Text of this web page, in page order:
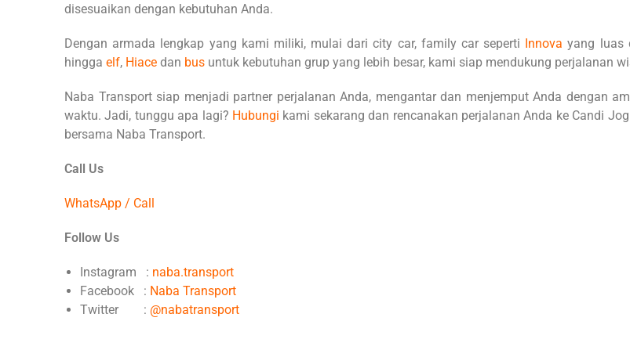
disesuaikan dengan kebutuhan Anda.
Dengan armada lengkap yang kami miliki, mulai dari city car, family car seperti Innova yang luas
hingga elf, Hiace dan bus untuk kebutuhan grup yang lebih besar, kami siap mendukung perjalanan
Naba Transport siap menjadi partner perjalanan Anda, mengantar dan menjemput Anda dengan
waktu. Jadi, tunggu apa lagi? Hubungi kami sekarang dan rencanakan perjalanan Anda ke Candi
bersama Naba Transport.
Call Us
WhatsApp / Call
Follow Us
Instagram : naba.transport
Facebook : Naba Transport
Twitter : @nabatransport